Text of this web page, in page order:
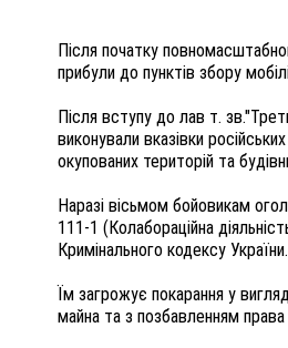
Після початку
прибули до пунктів збору
Після вступу до лав т.
виконували вказівки
окупованих територій та
Наразі вісьмом бойовикам
111-1 (Колабораційна
Кримінального кодексу України.
Їм загрожує покарання у
майна та з позбавленням